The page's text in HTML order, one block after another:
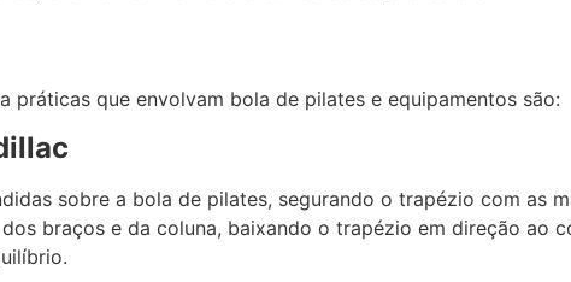
práticas que envolvam bola de pilates e equipamentos são:
sobre a bola de pilates, segurando o trapézio com as
braços e da coluna, baixando o trapézio em direção ao